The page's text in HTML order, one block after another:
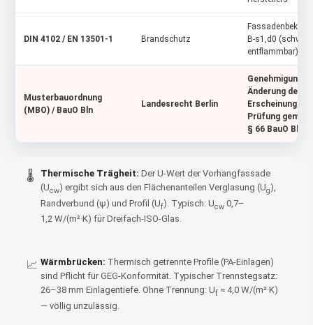
DIN 4102 / EN 13501‑1 Brandschutz
B‑s1,d0 (schwer
entflammbar);
Musterbauordnung
(MBO) / BauO Bln
Landesrecht Berlin
Änderung des
Prüfung gem.
§ 66 BauO Bln
🌡 Thermische Trägheit: Der U-Wert der Vorhangfassade
(Ucw) ergibt sich aus den Flächenanteilen Verglasung (Ug),
Randverbund (ψ) und Profil (Uf). Typisch: Ucw 0,7–
1,2 W/(m²·K) für Dreifach-ISO-Glas.
📈 Wärmbrücken: Thermisch getrennte Profile (PA-Einlagen)
sind Pflicht für GEG-Konformität. Typischer Trennstegsatz:
26–38 mm Einlagentiefe. Ohne Trennung: Uf ≈ 4,0 W/(m²·K)
— völlig unzulässig.